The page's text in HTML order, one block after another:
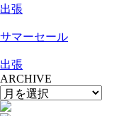
出張
サマーセール
出張
ARCHIVE